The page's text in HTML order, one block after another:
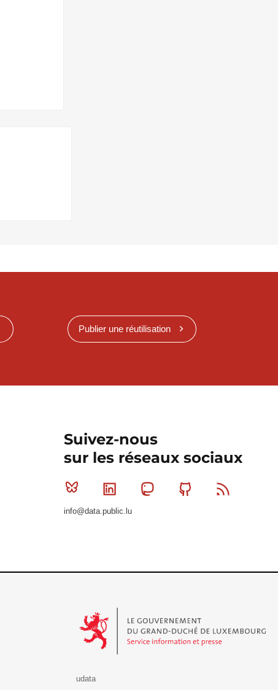
Publier une réutilisation
Suivez-nous
sur les réseaux sociaux
Bluesky Linkedin MastodonGithub
info@data.public.lu
udata